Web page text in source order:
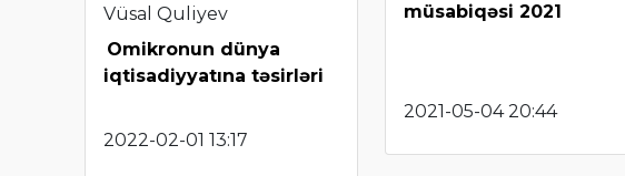
Vüsal Quliyev
Omikronun dünya
iqtisadiyyatına təsirləri
2022-02-01 13:17
müsabiqəsi 2021
2021-05-04 20:44